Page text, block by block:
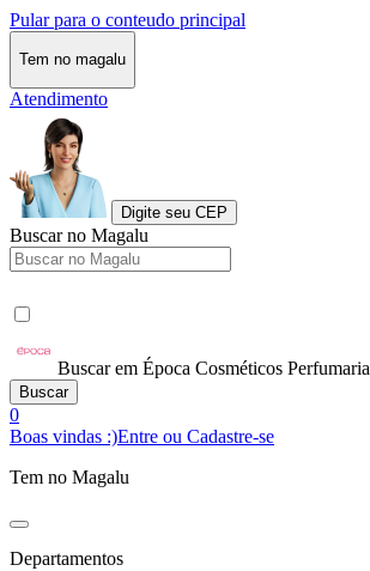
Pular para o conteudo principal
Tem no magalu
Atendimento
Digite seu CEP
Buscar no Magalu
Buscar em Época Cosméticos Perfumaria
Buscar
0
Boas vindas :)Entre ou Cadastre-se
Tem no Magalu
Departamentos